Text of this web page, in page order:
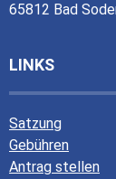
65812 Bad
LINKS
Satzung
Gebühren
Antrag stellen